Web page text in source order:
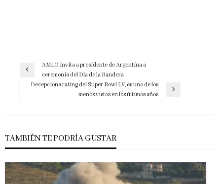
Navegación
Entrada
anterior
AMLO invita a presidente de Argentina a
ceremonia del Día de la Bandera
Decepciona rating del Super Bowl LV, es uno de los
menos vistos en los últimos años
TAMBIÉN TE PODRÍA GUSTAR